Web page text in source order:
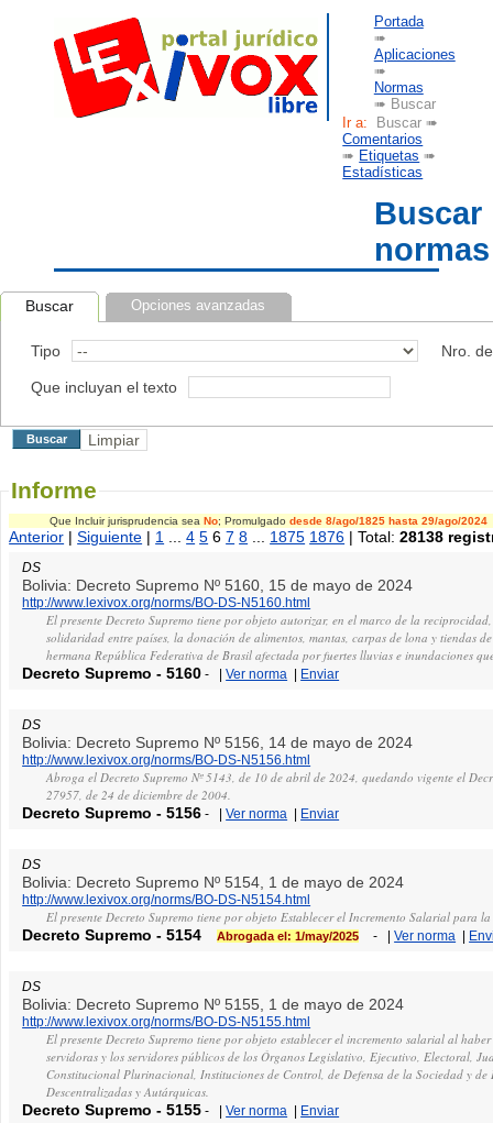
Portada
➠
Aplicaciones
➠
Normas
➠ Buscar
Ir a: Buscar ➠
Comentarios
➠ Etiquetas ➠
Estadísticas
Buscar
normas
Buscar Opciones avanzadas
Tipo Nro.
Que incluyan el texto
Informe
Que Incluir jurisprudencia sea No; Promulgado desde 8/ago/1825 hasta 29/ago/2024
Anterior |Siguiente | 1 ...4 5 67 8 1875 1876 | Total:28138
DS
Bolivia: Decreto Supremo Nº 5160, 15 de mayo de 2024
http://www.lexivox.org/norms/BO-DS-N5160.html
El presente Decreto Supremo tiene por objeto autorizar, en el marco de la
solidaridad entre países, la donación de alimentos, mantas, carpas de lona y tiendas
hermana República Federativa de Brasil afectada por fuertes lluvias e inundaciones
Decreto Supremo -5160 - |Ver norma | Enviar
DS
Bolivia: Decreto Supremo Nº 5156, 14 de mayo de 2024
http://www.lexivox.org/norms/BO-DS-N5156.html
Abroga el Decreto Supremo Nº 5143, de 10 de abril de 2024, quedando vigente el
27957, de 24 de diciembre de 2004.
Decreto Supremo -5156 - |Ver norma | Enviar
DS
Bolivia: Decreto Supremo Nº 5154, 1 de mayo de 2024
http://www.lexivox.org/norms/BO-DS-N5154.html
El presente Decreto Supremo tiene por objeto Establecer el Incremento Salarial para
Decreto Supremo -5154 Abrogada el: 1/may/2025 - |Ver norma |
DS
Bolivia: Decreto Supremo Nº 5155, 1 de mayo de 2024
http://www.lexivox.org/norms/BO-DS-N5155.html
El presente Decreto Supremo tiene por objeto establecer el incremento salarial al
servidoras y los servidores públicos de los Órganos Legislativo, Ejecutivo, Electoral,
Constitucional Plurinacional, Instituciones de Control, de Defensa de la Sociedad y de
Descentralizadas y Autárquicas.
Decreto Supremo -5155 - |Ver norma | Enviar